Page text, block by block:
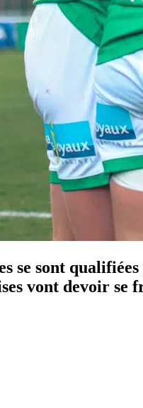
se sont
vont devoir se